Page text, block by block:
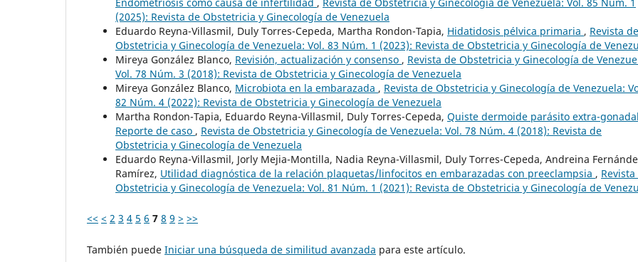
Endometriosis como causa de infertilidad , Revista de Obstetricia y Ginecología de Venezuela: Vol. 85 Núm. 1
(2025): Revista de Obstetricia y Ginecología de Venezuela
Eduardo Reyna-Villasmil, Duly Torres-Cepeda, Martha Rondon-Tapia, Hidatidosis pélvica primaria , Revista de
Obstetricia y Ginecología de Venezuela: Vol. 83 Núm. 1 (2023): Revista de Obstetricia y Ginecología de
Mireya González Blanco, Revisión, actualización y consenso , Revista de Obstetricia y Ginecología de
Vol. 78 Núm. 3 (2018): Revista de Obstetricia y Ginecología de Venezuela
Mireya González Blanco, Microbiota en la embarazada , Revista de Obstetricia y Ginecología de Venezuela:
82 Núm. 4 (2022): Revista de Obstetricia y Ginecología de Venezuela
Martha Rondon-Tapia, Eduardo Reyna-Villasmil, Duly Torres-Cepeda, Quiste dermoide parásito extra-
Reporte de caso , Revista de Obstetricia y Ginecología de Venezuela: Vol. 78 Núm. 4 (2018): Revista de
Obstetricia y Ginecología de Venezuela
Eduardo Reyna-Villasmil, Jorly Mejia-Montilla, Nadia Reyna-Villasmil, Duly Torres-Cepeda, Andreina
Ramírez, Utilidad diagnóstica de la relación plaquetas/linfocitos en embarazadas con preeclampsia ,
Obstetricia y Ginecología de Venezuela: Vol. 81 Núm. 1 (2021): Revista de Obstetricia y Ginecología de
<< < 2 3 4 5 6 7 8 9 > >>
También puede Iniciar una búsqueda de similitud avanzada para este artículo.